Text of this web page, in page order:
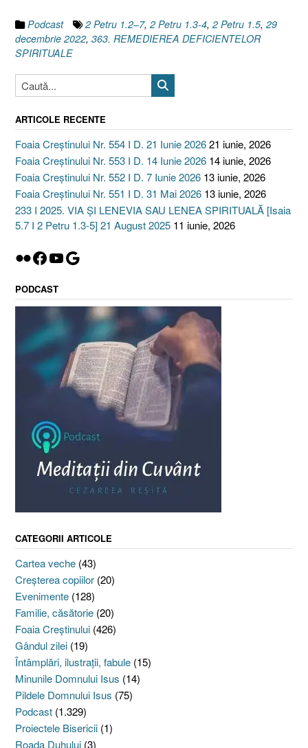
Podcast 2 Petru 1.2–7, 2 Petru 1.3-4, 2 Petru 1.5, 29
decembrie 2022, 363. REMEDIEREA DEFICIENTELOR
SPIRITUALE
ARTICOLE RECENTE
Foaia Creștinului Nr. 554 I D. 21 Iunie 202621 iunie, 2026
Foaia Creștinului Nr. 553 I D. 14 Iunie 2026 14 iunie, 2026
Foaia Creștinului Nr. 552 I D. 7 Iunie 2026 13 iunie, 2026
Foaia Creștinului Nr. 551 I D. 31 Mai 2026 13 iunie, 2026
233 I 2025. VIA ȘI LENEVIA SAU LENEA SPIRITUALĂ [Isaia
5.7 I 2 Petru 1.3-5] 21 August 2025 11 iunie, 2026
Flickr
Facebook
YouTube
Google
PODCAST
CATEGORII ARTICOLE
Cartea veche (43)
Creşterea copiilor (20)
Evenimente (128)
Familie, căsătorie (20)
Foaia Creştinului (426)
Gândul zilei (19)
Întâmplări, ilustraţii, fabule (15)
Minunile Domnului Isus (14)
Pildele Domnului Isus (75)
Podcast (1.329)
Proiectele Bisericii (1)
Roada Duhului (3)